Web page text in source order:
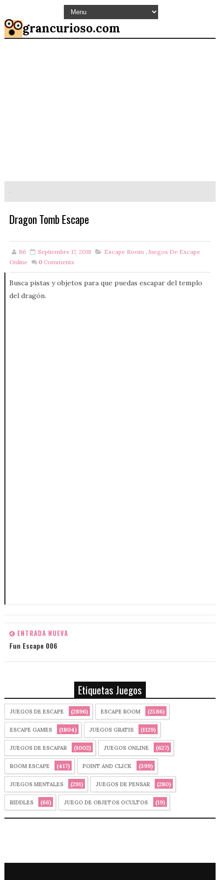
grancurioso.com
Dragon Tomb Escape
Bñ Septiembre 17, 2018 Escape Room , Juegos De Escape
Online
0 Comments
Busca pistas y objetos para que puedas escapar del templo
del dragón.
ENTRADA NUEVA
Fun Escape 006
Etiquetas Juegos
JUEGOS DE ESCAPE (2896) ESCAPE ROOM (2586)
ESCAPE GAMES (1804) JUEGOS GRATIS (1129)
JUEGOS DE ESCAPAR (1002) JUEGOS ONLINE (627)
ROOM ESCAPE (417) POINT AND CLICK (399)
JUEGOS MENTALES (291) JUEGOS DE PENSAR (280)
RIDDLES (66) JUEGO DE OBJETOS OCULTOS (19)